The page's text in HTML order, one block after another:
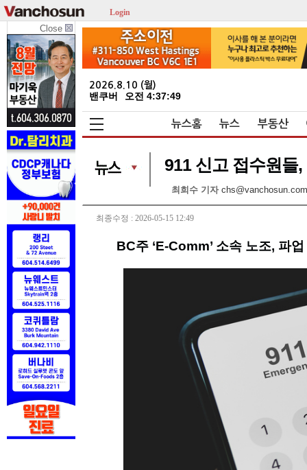
Login
Close
2026.8.10 (월)
밴쿠버 오전 4:37:49
뉴스홈 뉴스 부동산
911 신고 접수원들
최희수 기자 chs@vanchosun.com
최종수정 : 2026-05-15 12:49
BC주 ‘E-Comm’ 소속 노조, 파